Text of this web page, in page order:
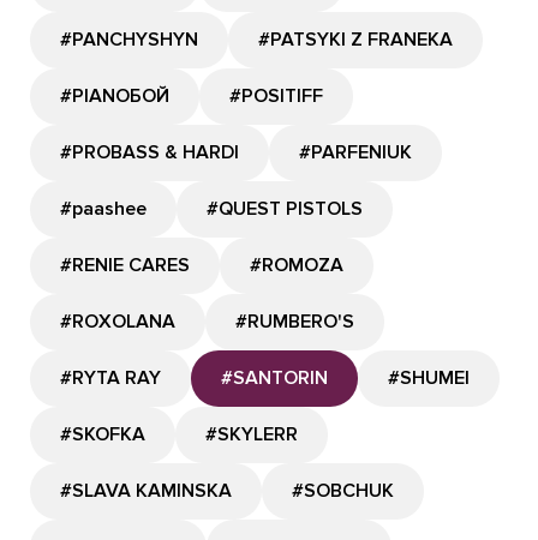
#PANCHYSHYN #PATSYKI Z FRANEKA
#PIANOБОЙ #POSITIFF
#PROBASS & HARDI #PARFENIUK
#paashee #QUEST PISTOLS
#RENIE CARES #ROMOZA
#ROXOLANA #RUMBERO'S
#RYTA RAY #SANTORIN #SHUMEI
#SKOFKA #SKYLERR
#SLAVA KAMINSKA #SOBCHUK